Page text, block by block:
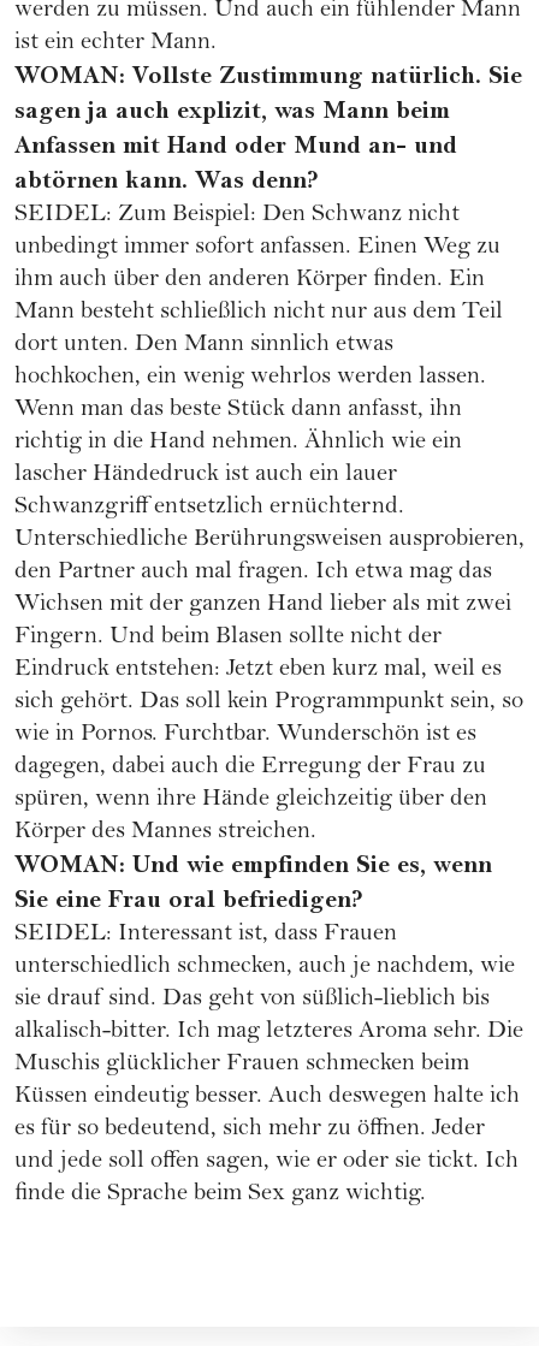
werden zu müssen. Und auch ein fühlender Mann
ist ein echter Mann.
WOMAN: Vollste Zustimmung natürlich. Sie
sagen ja auch explizit, was Mann beim
Anfassen mit Hand oder Mund an- und
abtörnen kann. Was denn?
SEIDEL: Zum Beispiel: Den Schwanz nicht
unbedingt immer sofort anfassen. Einen Weg zu
ihm auch über den anderen Körper finden. Ein
Mann besteht schließlich nicht nur aus dem Teil
dort unten. Den Mann sinnlich etwas
hochkochen, ein wenig wehrlos werden lassen.
Wenn man das beste Stück dann anfasst, ihn
richtig in die Hand nehmen. Ähnlich wie ein
lascher Händedruck ist auch ein lauer
Schwanzgriff entsetzlich ernüchternd.
Unterschiedliche Berührungsweisen ausprobieren,
den Partner auch mal fragen. Ich etwa mag das
Wichsen mit der ganzen Hand lieber als mit zwei
Fingern. Und beim Blasen sollte nicht der
Eindruck entstehen: Jetzt eben kurz mal, weil es
sich gehört. Das soll kein Programmpunkt sein, so
wie in Pornos. Furchtbar. Wunderschön ist es
dagegen, dabei auch die Erregung der Frau zu
spüren, wenn ihre Hände gleichzeitig über den
Körper des Mannes streichen.
WOMAN: Und wie empfinden Sie es, wenn
Sie eine Frau oral befriedigen?
SEIDEL: Interessant ist, dass Frauen
unterschiedlich schmecken, auch je nachdem, wie
sie drauf sind. Das geht von süßlich-lieblich bis
alkalisch-bitter. Ich mag letzteres Aroma sehr. Die
Muschis glücklicher Frauen schmecken beim
Küssen eindeutig besser. Auch deswegen halte ich
es für so bedeutend, sich mehr zu öffnen. Jeder
und jede soll offen sagen, wie er oder sie tickt. Ich
finde die Sprache beim Sex ganz wichtig.